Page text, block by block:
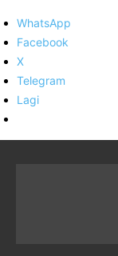
WhatsApp
Facebook
X
Telegram
Lagi